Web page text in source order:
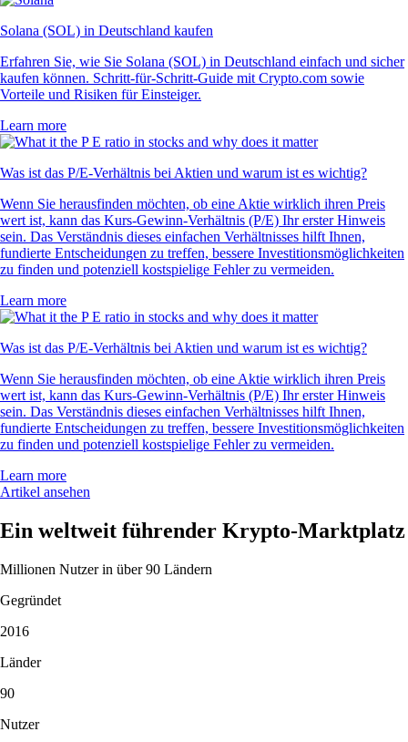
Solana (SOL) in Deutschland kaufen
Erfahren Sie, wie Sie Solana (SOL) in Deutschland einfach und sicher
kaufen können. Schritt-für-Schritt-Guide mit Crypto.com sowie
Vorteile und Risiken für Einsteiger.
Learn more
Was ist das P/E-Verhältnis bei Aktien und warum ist es wichtig?
Wenn Sie herausfinden möchten, ob eine Aktie wirklich ihren Preis
wert ist, kann das Kurs-Gewinn-Verhältnis (P/E) Ihr erster Hinweis
sein. Das Verständnis dieses einfachen Verhältnisses hilft Ihnen,
fundierte Entscheidungen zu treffen, bessere Investitionsmöglichkeiten
zu finden und potenziell kostspielige Fehler zu vermeiden.
Learn more
Was ist das P/E-Verhältnis bei Aktien und warum ist es wichtig?
Wenn Sie herausfinden möchten, ob eine Aktie wirklich ihren Preis
wert ist, kann das Kurs-Gewinn-Verhältnis (P/E) Ihr erster Hinweis
sein. Das Verständnis dieses einfachen Verhältnisses hilft Ihnen,
fundierte Entscheidungen zu treffen, bessere Investitionsmöglichkeiten
zu finden und potenziell kostspielige Fehler zu vermeiden.
Learn more
Artikel ansehen
Ein weltweit führender Krypto-Marktplatz
Millionen Nutzer in über 90 Ländern
Gegründet
2016
Länder
90
Nutzer